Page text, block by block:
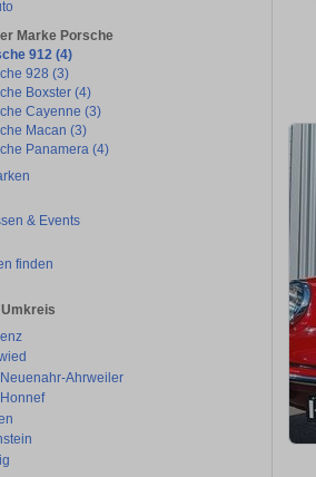
Marke Porsche
912 (4)
928 (3)
Boxster (4)
Cayenne (3)
Macan (3)
Panamera (4)
& Events
finden
Ahrweiler